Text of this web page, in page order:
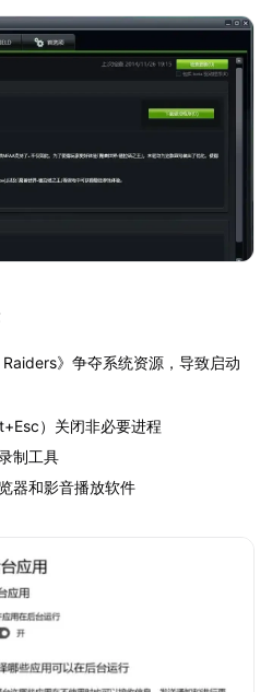
》争夺系统资源，导致启动
）关闭非必要进程
制工具
器和影音播放软件